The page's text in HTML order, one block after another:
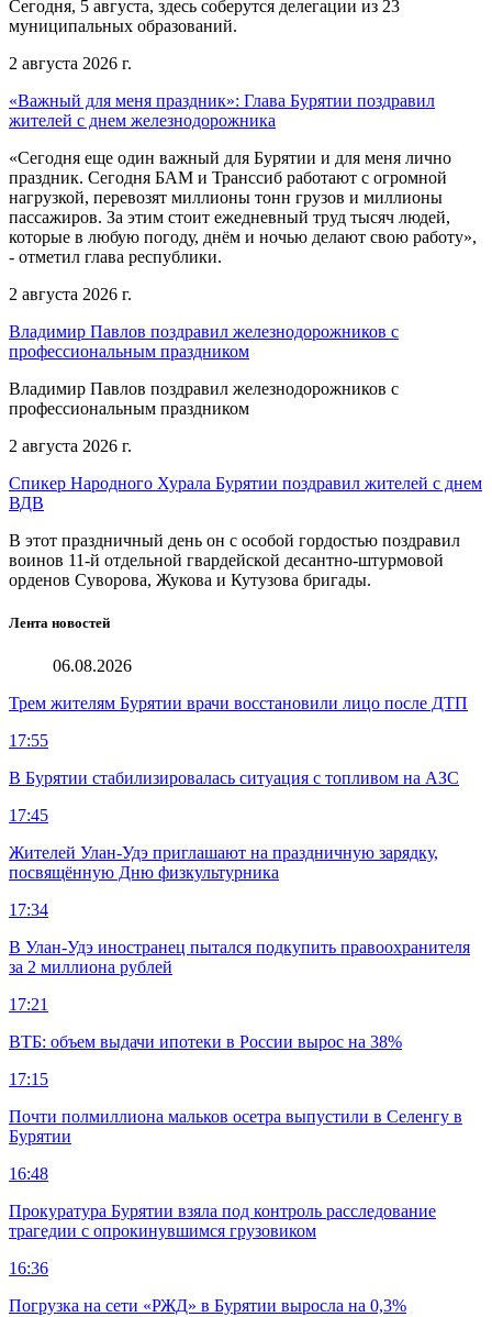
Сегодня, 5 августа, здесь соберутся делегации из 23
муниципальных образований.
2 августа 2026 г.
«Важный для меня праздник»: Глава Бурятии поздравил
жителей с днем железнодорожника
«Сегодня еще один важный для Бурятии и для меня лично
праздник. Сегодня БАМ и Транссиб работают с огромной
нагрузкой, перевозят миллионы тонн грузов и миллионы
пассажиров. За этим стоит ежедневный труд тысяч людей,
которые в любую погоду, днём и ночью делают свою работу»,
- отметил глава республики.
2 августа 2026 г.
Владимир Павлов поздравил железнодорожников с
профессиональным праздником
Владимир Павлов поздравил железнодорожников с
профессиональным праздником
2 августа 2026 г.
Спикер Народного Хурала Бурятии поздравил жителей с днем
ВДВ
В этот праздничный день он с особой гордостью поздравил
воинов 11-й отдельной гвардейской десантно-штурмовой
орденов Суворова, Жукова и Кутузова бригады.
Лента новостей
06.08.2026
Трем жителям Бурятии врачи восстановили лицо после ДТП
17:55
В Бурятии стабилизировалась ситуация с топливом на АЗС
17:45
Жителей Улан-Удэ приглашают на праздничную зарядку,
посвящённую Дню физкультурника
17:34
В Улан-Удэ иностранец пытался подкупить правоохранителя
за 2 миллиона рублей
17:21
ВТБ: объем выдачи ипотеки в России вырос на 38%
17:15
Почти полмиллиона мальков осетра выпустили в Селенгу в
Бурятии
16:48
Прокуратура Бурятии взяла под контроль расследование
трагедии с опрокинувшимся грузовиком
16:36
Погрузка на сети «РЖД» в Бурятии выросла на 0,3%